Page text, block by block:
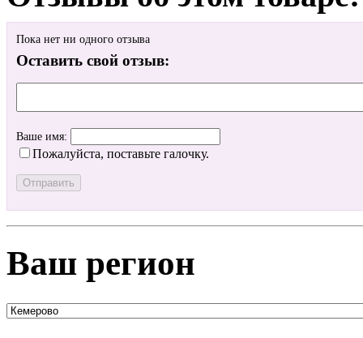
Пока нет ни одного отзыва
Оставить свой отзыв:
Ваше имя:
Пожалуйста, поставьте галочку.
Ваш регион